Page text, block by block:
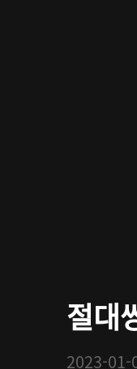
절대
2023-01-